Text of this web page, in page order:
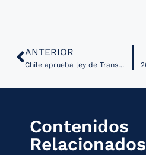
ANTERIOR
Chile aprueba ley de Transformación Digital en el Estado
Contenidos
Relacionados